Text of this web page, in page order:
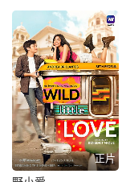
正片